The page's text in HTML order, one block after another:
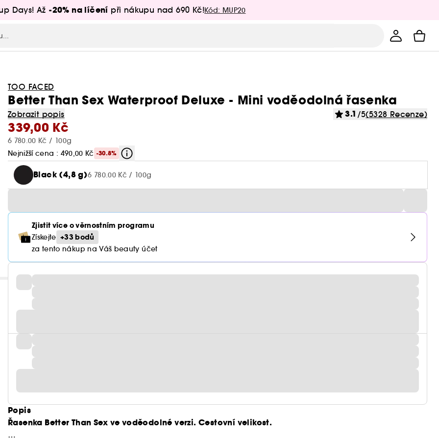
Days! Až -20% na líčení při nákupu nad 690 Kč!Kód: MUP20
TOO FACED
Better Than Sex Waterproof Deluxe - Mini voděodolná řasenka
Zobrazit popis 3.1 /5(5328 Recenze)
339,00 Kč
6 780.00 Kč / 100g
Nejnižší cena : 490,00 Kč -30.8%
Black (4,8 g)6 780.00 Kč / 100g
Zjistit více o věrnostním programu
Získejte +33 bodů
za tento nákup na Váš beauty účet
Popis
Řasenka Better Than Sex ve voděodolné verzi. Cestovní velikost.